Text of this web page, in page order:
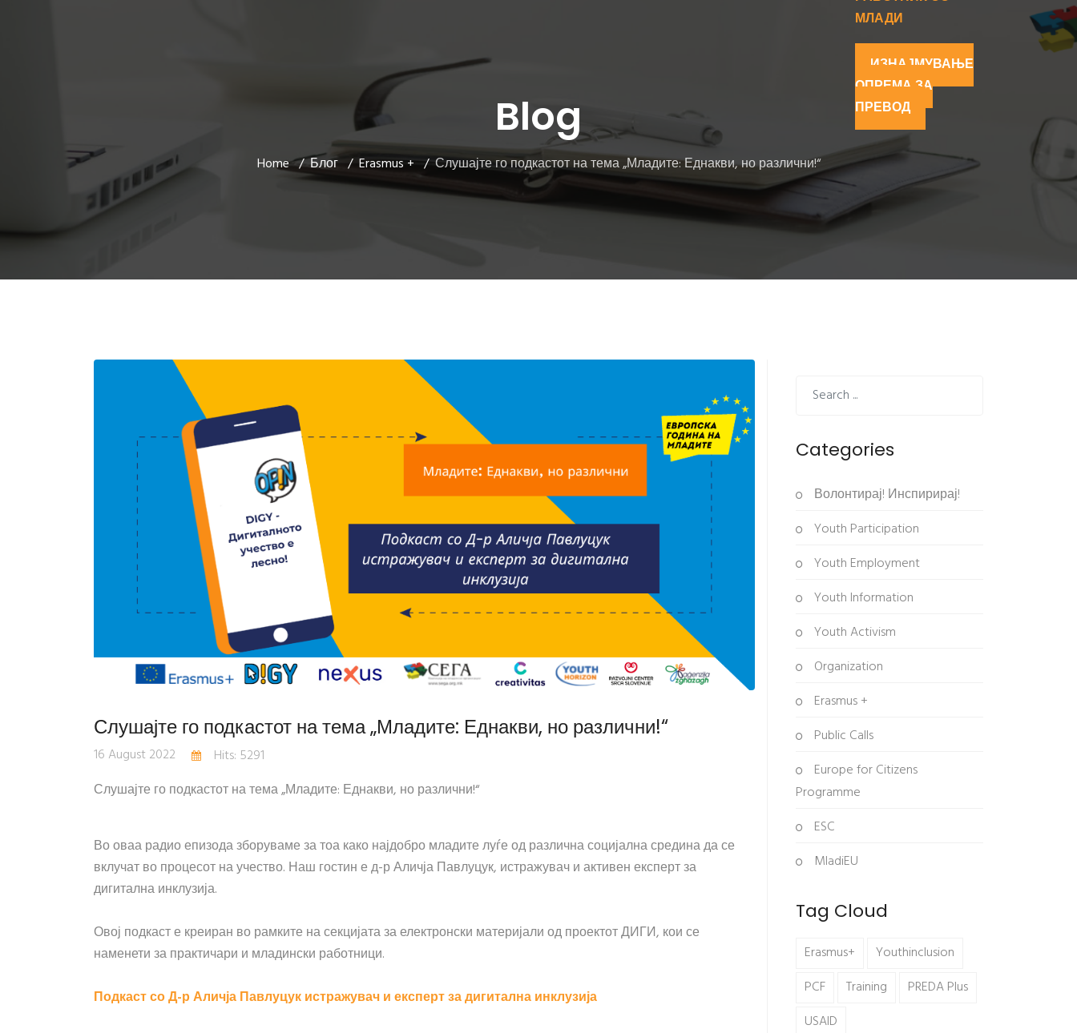
МЛАДИ
ИЗНАЈМУВАЊЕ
ОПРЕМА ЗА
ПРЕВОД
Blog
Home Блог Erasmus + Слушајте го подкастот на тема „Младите: Еднакви, но различни!“
Слушајте го подкастот на тема „Младите: Еднакви, но различни!“
16 August 2022
Hits: 5291
Слушајте го подкастот на тема „Младите: Еднакви, но различни!“
Во оваа радио епизода зборуваме за тоа како најдобро младите луѓе од различна социјална средина да се
вклучат во процесот на учество. Наш гостин е д-р Аличја Павлуцук, истражувач и активен експерт за
дигитална инклузија.
Овој подкаст е креиран во рамките на секцијата за електронски материјали од проектот ДИГИ, кои се
наменети за практичари и младински работници.
Подкаст со Д-р Аличја Павлуцук истражувач и експерт за дигитална инклузија
Categories
Волонтирај! Инспирирај!
Youth Participation
Youth Employment
Youth Information
Youth Activism
Organization
Erasmus +
Public Calls
Europe for Citizens
Programme
ESC
MladiEU
Tag Cloud
Erasmus+
Youthinclusion
PCF
Training
PREDA Plus
USAID